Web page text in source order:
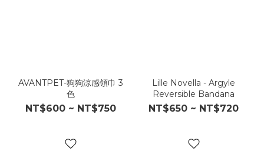
AVANTPET-狗狗涼感領巾 3
色
NT$600 ~ NT$750
Lille Novella - Argyle
Reversible Bandana
NT$650 ~ NT$720